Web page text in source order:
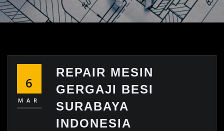
6
MAR
REPAIR MESIN
GERGAJI BESI
SURABAYA
INDONESIA